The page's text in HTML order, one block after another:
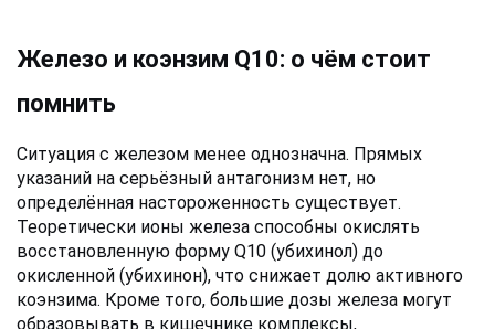
Железо и коэнзим Q10: о чём стоит
помнить
Ситуация с железом менее однозначна. Прямых
указаний на серьёзный антагонизм нет, но
определённая настороженность существует.
Теоретически ионы железа способны окислять
восстановленную форму Q10 (убихинол) до
окисленной (убихинон), что снижает долю активного
коэнзима. Кроме того, большие дозы железа могут
образовывать в кишечнике комплексы,